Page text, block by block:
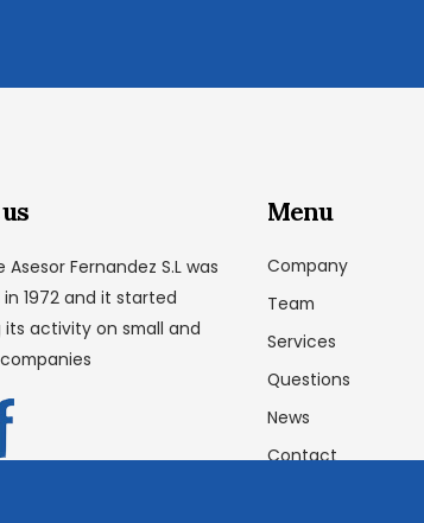
Fernandez S.L was
1972 and it started
its activity on small and
Menu
Company
Team
Services
Questions
News
Contact